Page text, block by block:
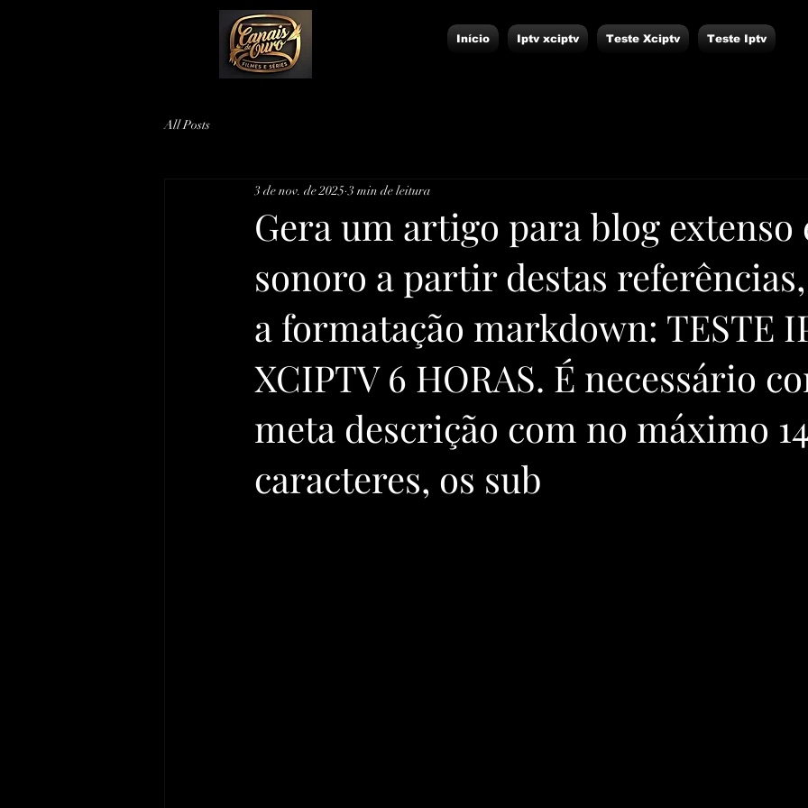
Início Iptv xciptv Teste Xciptv Teste Iptv
All Posts
Gera um artigo para blog extenso
sonoro a partir destas
a formatação markdown: TESTE
XCIPTV 6 HORAS. É necessário
meta descrição com no máximo
caracteres, os sub
3 de nov. de 2025 3 min de leitura